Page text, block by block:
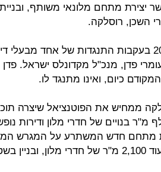
יצירת מתחם מלונאי משותף,
השכן, רוסלקה.
ניסיון דומה נכשל ב־2009 בעקבות התנגדות של
פדן, מנכ"ל מקדונלס ישראל.
כיום, ואינו מתנגד לו.
ממחיש את הפוטנציאל שיצרה
במגרש יש 12.9 אלף מ"ר בנויים של חדרי מלון